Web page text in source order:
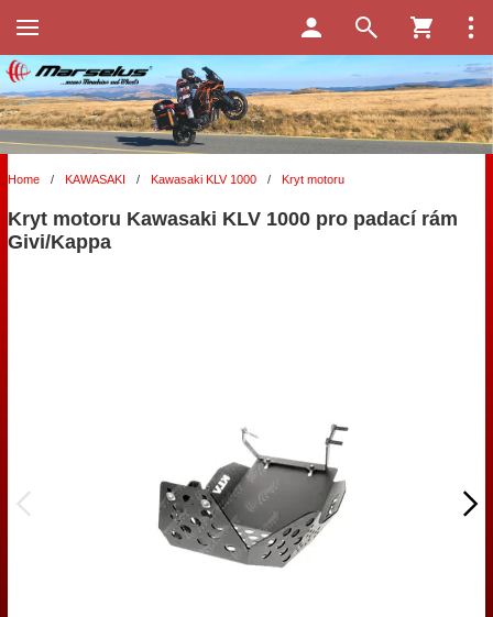
Home / KAWASAKI / Kawasaki KLV 1000 / Kryt motoru
Kryt motoru Kawasaki KLV 1000 pro padací rám
Givi/Kappa